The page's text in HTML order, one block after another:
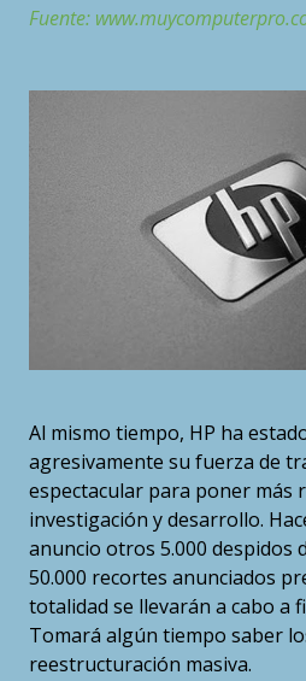
Fuente:
Al mismo tiempo, HP ha
agresivamente su fuerza de
espectacular para poner más
investigación y desarrollo.
anuncio otros 5.000 despidos
50.000 recortes anunciados
totalidad se llevarán a cabo a
Tomará algún tiempo saber
reestructuración masiva.